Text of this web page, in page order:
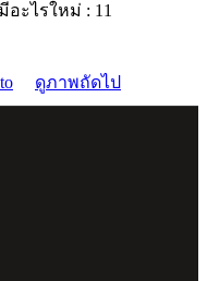
อะไรใหม่ : 11
ดูภาพถัดไป